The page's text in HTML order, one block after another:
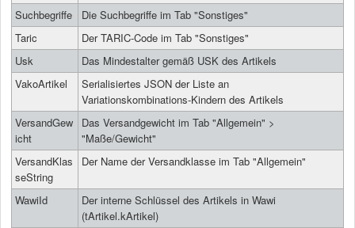
Suchbegriffe
Die Suchbegriffe im Tab "Sonstiges"
Taric
Der TARIC-Code im Tab "Sonstiges"
Usk
Das Mindestalter gemäß USK des Artikels
VakoArtikel
Serialisiertes JSON der Liste an
Variationskombinations-Kindern des Artikels
VersandGew
icht
Das Versandgewicht im Tab "Allgemein" >
"Maße/Gewicht"
VersandKlas
seString
Der Name der Versandklasse im Tab "Allgemein"
WawiId
Der interne Schlüssel des Artikels in Wawi
(tArtikel.kArtikel)